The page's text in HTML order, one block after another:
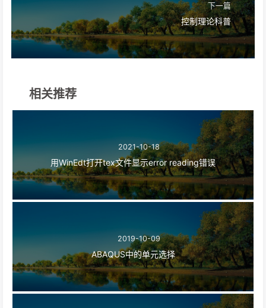
下一篇
控制理论科普
相关推荐
2021-10-18
用WinEdt打开tex文件显示error reading错误
2019-10-09
ABAQUS中的单元选择